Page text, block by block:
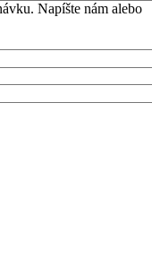
Napíšte nám alebo